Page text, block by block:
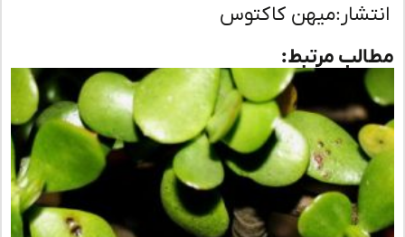
کاکتوس
مرتبط: